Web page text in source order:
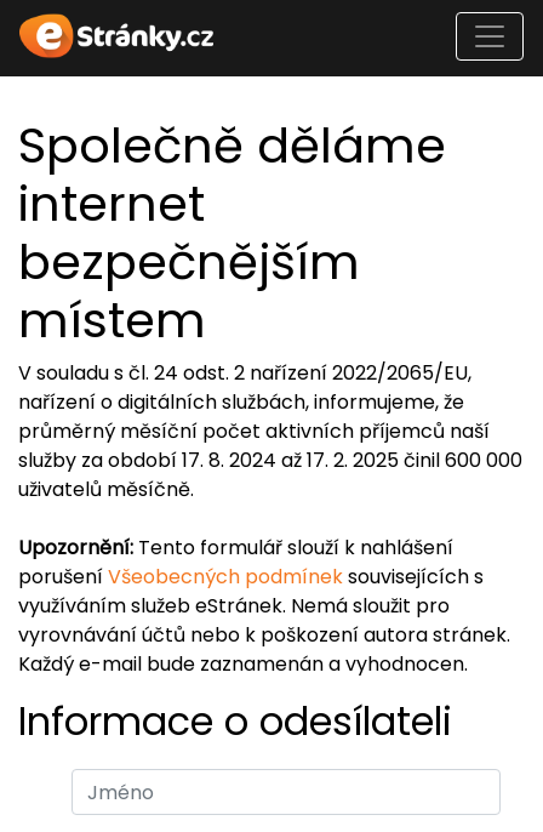
Společně děláme
internet
bezpečnějším
místem
V souladu s čl. 24 odst. 2 nařízení 2022/2065/EU,
nařízení o digitálních službách, informujeme, že
průměrný měsíční počet aktivních příjemců naší
služby za období 17. 8. 2024 až 17. 2. 2025 činil 600 000
uživatelů měsíčně.
Upozornění: Tento formulář slouží k nahlášení
porušeníVšeobecných podmíneksouvisejících s
využíváním služeb eStránek. Nemá sloužit pro
vyrovnávání účtů nebo k poškození autora stránek.
Každý e-mail bude zaznamenán a vyhodnocen.
Informace o odesílateli